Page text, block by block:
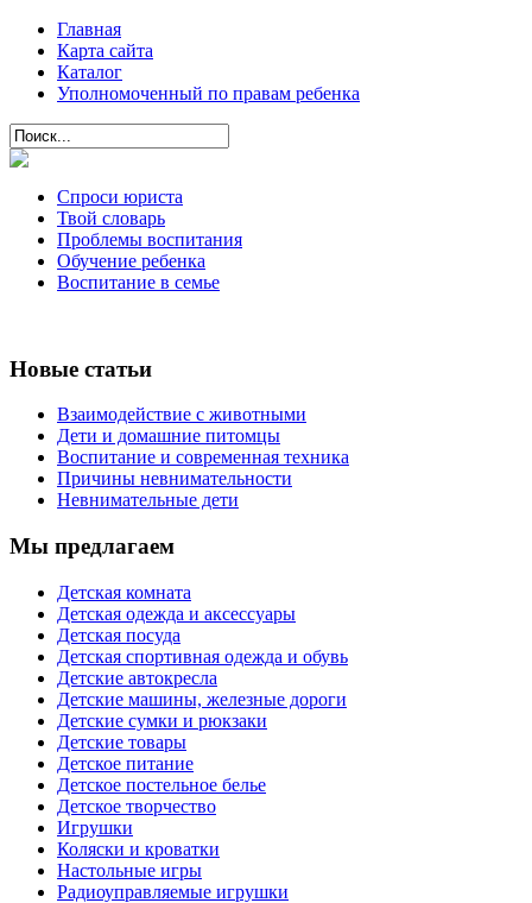
Главная
Карта сайта
Каталог
Уполномоченный по правам ребенка
Спроси юриста
Твой словарь
Проблемы воспитания
Обучение ребенка
Воспитание в семье
Новые статьи
Взаимодействие с животными
Дети и домашние питомцы
Воспитание и современная техника
Причины невнимательности
Невнимательные дети
Мы предлагаем
Детская комната
Детская одежда и аксессуары
Детская посуда
Детская спортивная одежда и обувь
Детские автокресла
Детские машины, железные дороги
Детские сумки и рюкзаки
Детские товары
Детское питание
Детское постельное белье
Детское творчество
Игрушки
Коляски и кроватки
Настольные игры
Радиоуправляемые игрушки